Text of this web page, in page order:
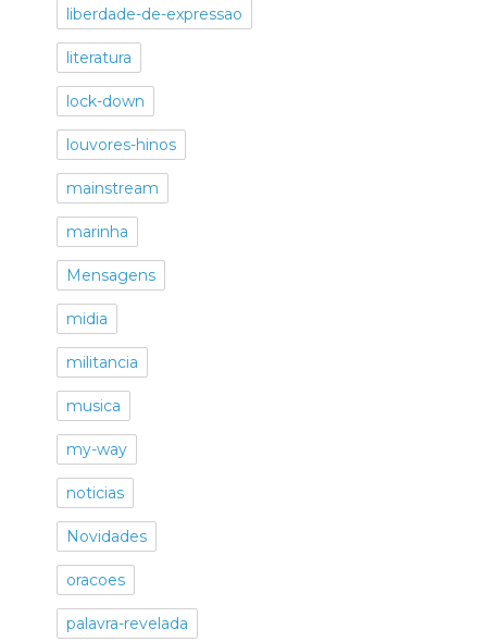
liberdade-de-expressao
literatura
lock-down
louvores-hinos
mainstream
marinha
Mensagens
midia
militancia
musica
my-way
noticias
Novidades
oracoes
palavra-revelada